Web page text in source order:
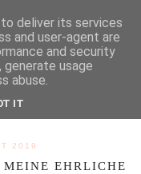
2019
EHRLICHE
deliver its services
and user-agent are
and security
usage
abuse.
IT